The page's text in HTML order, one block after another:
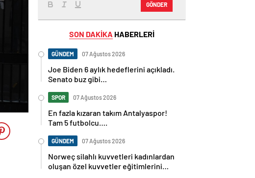
GÖNDER
SON DAKİKA HABERLERİ
GÜNDEM 07 Ağustos 2026
Joe Biden 6 aylık hedeflerini açıkladı.
Senato buz gibi…
SPOR 07 Ağustos 2026
En fazla kızaran takım Antalyaspor!
Tam 5 futbolcu….
GÜNDEM 07 Ağustos 2026
Norweç silahlı kuvvetleri kadınlardan
oluşan özel kuvvetler eğitimlerini